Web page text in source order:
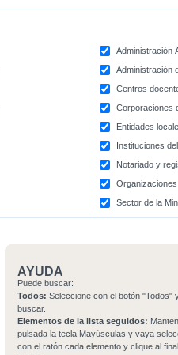
Administración
Administración
Centros
Corporaciones
Entidades
Instituciones
Notariado y
Sector de la
AYUDA
Puede buscar:
Todos: Seleccione con el botón "Todos"
buscar.
Elementos de la lista seguidos:
pulsada la tecla Mayúsculas y vaya
con el ratón cada elemento y clique al